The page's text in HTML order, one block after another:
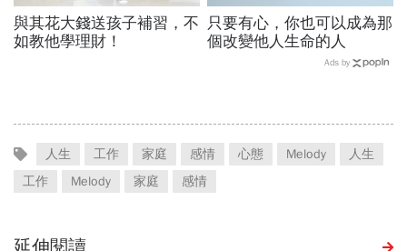
與其花大錢送孩子補習，不
如教他學理財！
只要有心，你也可以成為那
個改變他人生命的人
Ads by
人生 工作 家庭 感情 心態 Melody
人生
工作
Melody 家庭 感情